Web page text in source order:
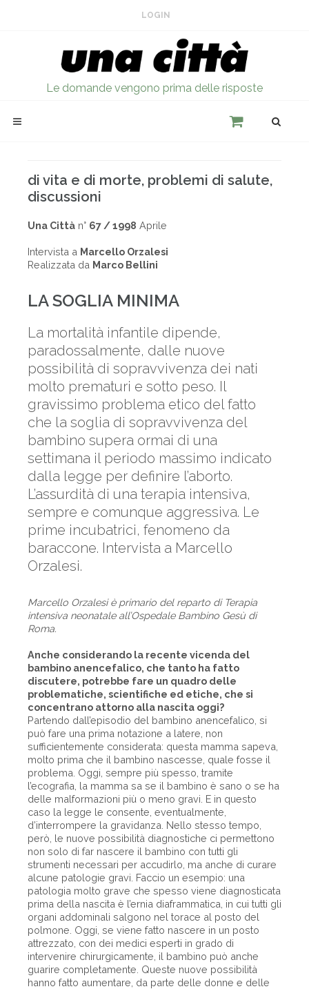
LOGIN
Le domande vengono prima delle risposte
di vita e di morte, problemi di salute,
discussioni
Una Città n° 67 / 1998 Aprile
Intervista a Marcello Orzalesi
Realizzata da Marco Bellini
LA SOGLIA MINIMA
La mortalità infantile dipende,
paradossalmente, dalle nuove
possibilità di sopravvivenza dei nati
molto prematuri e sotto peso. Il
gravissimo problema etico del fatto
che la soglia di sopravvivenza del
bambino supera ormai di una
settimana il periodo massimo indicato
dalla legge per definire l’aborto.
L’assurdità di una terapia intensiva,
sempre e comunque aggressiva. Le
prime incubatrici, fenomeno da
baraccone. Intervista a Marcello
Orzalesi.
Marcello Orzalesi è primario del reparto di Terapia
intensiva neonatale all’Ospedale Bambino Gesù di
Roma.
Anche considerando la recente vicenda del
bambino anencefalico, che tanto ha fatto
discutere, potrebbe fare un quadro delle
problematiche, scientifiche ed etiche, che si
concentrano attorno alla nascita oggi?
Partendo dall’episodio del bambino anencefalico, si
può fare una prima notazione a latere, non
sufficientemente considerata: questa mamma sapeva,
molto prima che il bambino nascesse, quale fosse il
problema. Oggi, sempre più spesso, tramite
l’ecografia, la mamma sa se il bambino è sano o se ha
delle malformazioni più o meno gravi. E in questo
caso la legge le consente, eventualmente,
d’interrompere la gravidanza. Nello stesso tempo,
però, le nuove possibilità diagnostiche ci permettono
non solo di far nascere il bambino con tutti gli
strumenti necessari per accudirlo, ma anche di curare
alcune patologie gravi. Faccio un esempio: una
patologia molto grave che spesso viene diagnosticata
prima della nascita è l’ernia diaframmatica, in cui tutti gli
organi addominali salgono nel torace al posto del
polmone. Oggi, se viene fatto nascere in un posto
attrezzato, con dei medici esperti in grado di
intervenire chirurgicamente, il bambino può anche
guarire completamente. Queste nuove possibilità
hanno fatto aumentare, da parte delle donne e delle